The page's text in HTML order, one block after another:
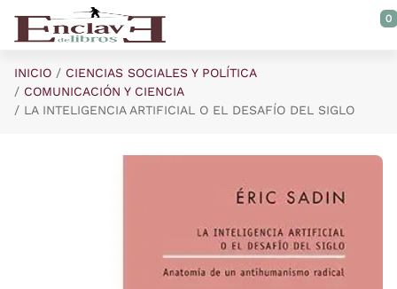
Saltar al contenido principal
0
INICIO
CIENCIAS SOCIALES Y POLÍTICA
COMUNICACIÓN Y CIENCIA
LA INTELIGENCIA ARTIFICIAL O EL DESAFÍO DEL SIGLO